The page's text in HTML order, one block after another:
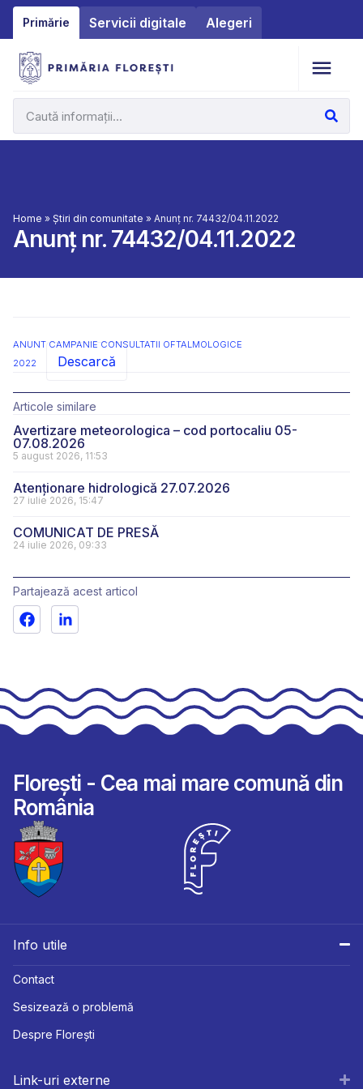
Primărie Servicii digitale Alegeri
Home » Știri din comunitate » Anunț nr. 74432/04.11.2022
Anunț nr. 74432/04.11.2022
ANUNT CAMPANIE CONSULTATII OFTALMOLOGICE
2022
Descarcă
Articole similare
Avertizare meteorologica – cod portocaliu 05-
07.08.2026
5 august 2026, 11:53
Atenționare hidrologică 27.07.2026
27 iulie 2026, 15:47
COMUNICAT DE PRESĂ
24 iulie 2026, 09:33
Partajează acest articol
Florești - Cea mai mare comună din
România
Info utile
Contact
Sesizează o problemă
Despre Florești
Link-uri externe